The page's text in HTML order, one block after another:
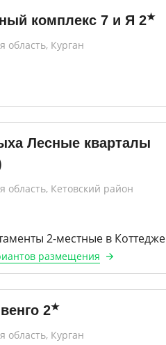
комплекс 7 и Я 2★
область, Курган
Лесные кварталы
область, Кетовский район
2-местные в Коттедже
размещения
2★
область, Курган